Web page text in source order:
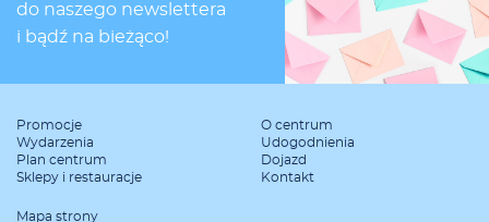
do naszego newslettera
i bądź na bieżąco!
Promocje
Wydarzenia
Plan centrum
Sklepy i restauracje
O centrum
Udogodnienia
Dojazd
Kontakt
Mapa strony